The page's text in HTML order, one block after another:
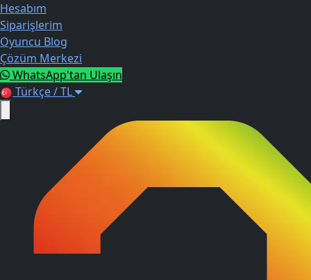
Hesabım
Siparişlerim
Oyuncu Blog
Çözüm Merkezi
WhatsApp'tan Ulaşın
Türkçe / TL